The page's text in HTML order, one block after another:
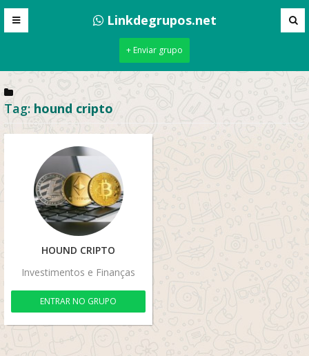
Linkdegrupos.net
+ Enviar grupo
Tag: hound cripto
HOUND CRIPTO
Investimentos e Finanças
ENTRAR NO GRUPO